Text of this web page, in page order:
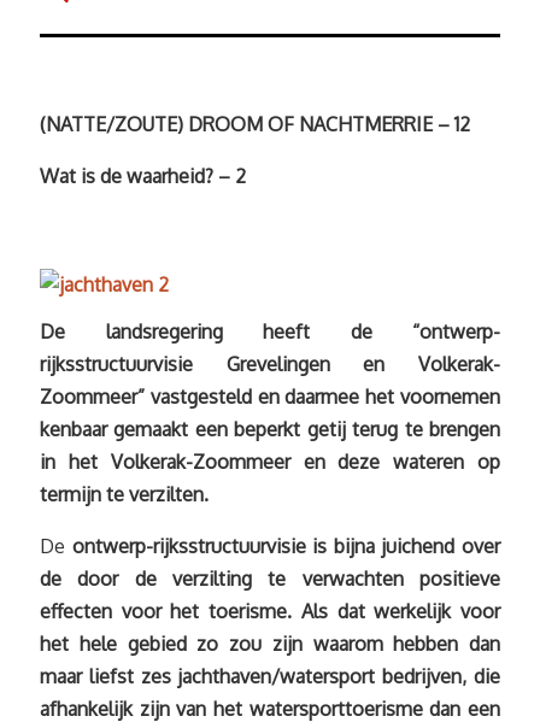
(NATTE/ZOUTE) DROOM OF NACHTMERRIE – 12
Wat is de waarheid? – 2
De landsregering heeft de “ontwerp-
rijksstructuurvisie Grevelingen en Volkerak-
Zoommeer” vastgesteld en daarmee het voornemen
kenbaar gemaakt een beperkt getij terug te brengen
in het Volkerak-Zoommeer en deze wateren op
termijn te verzilten.
De ontwerp-rijksstructuurvisie is bijna juichend over
de door de verzilting te verwachten positieve
effecten voor het toerisme. Als dat werkelijk voor
het hele gebied zo zou zijn waarom hebben dan
maar liefst zes jachthaven/watersport bedrijven, die
afhankelijk zijn van het watersporttoerisme dan een